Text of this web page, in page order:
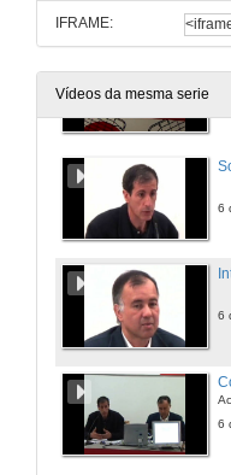
IFRAME:
Vídeos da mesma serie
6
6
6